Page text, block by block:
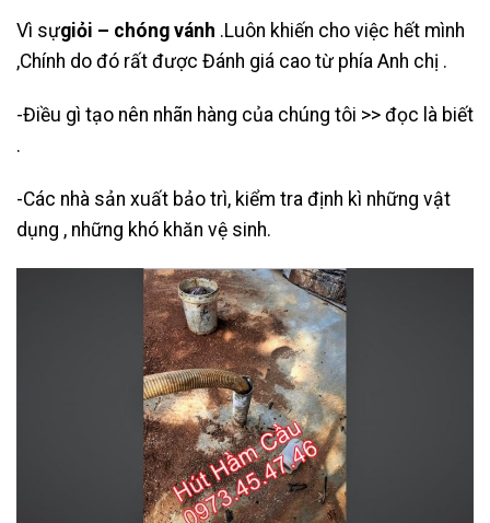
Vì sựgiỏi – chóng vánh .Luôn khiến cho việc hết mình
,Chính do đó rất được Đánh giá cao từ phía Anh chị .
-Điều gì tạo nên nhãn hàng của chúng tôi >> đọc là biết
.
-Các nhà sản xuất bảo trì, kiểm tra định kì những vật
dụng , những khó khăn vệ sinh.